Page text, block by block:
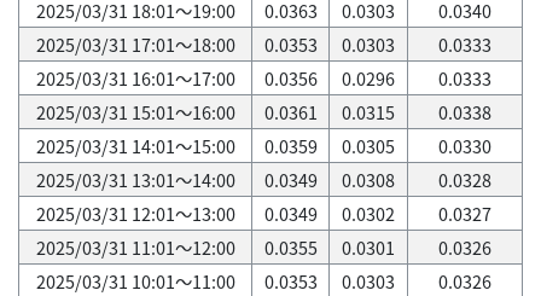
2025/03/31 18:01～19:00
0.0363 0.0303
0.0340
2025/03/31 17:01～18:00
0.0353 0.0303
0.0333
2025/03/31 16:01～17:00
0.0356 0.0296
0.0333
2025/03/31 15:01～16:00
0.0361 0.0315
0.0338
2025/03/31 14:01～15:00
0.0359 0.0305
0.0330
2025/03/31 13:01～14:00
0.0349 0.0308
0.0328
2025/03/31 12:01～13:00
0.0349 0.0302
0.0327
2025/03/31 11:01～12:00
0.0355 0.0301
0.0326
2025/03/31 10:01～11:00
0.0353 0.0303
0.0326